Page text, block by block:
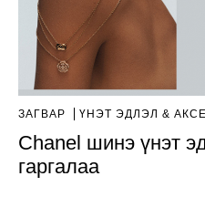
ЗАГВАР ҮНЭТ ЭДЛЭЛ &
Chanel шинэ үнэт
гаргалаа